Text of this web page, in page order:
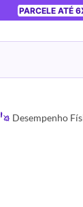
PARCELE ATÉ
Desempenho